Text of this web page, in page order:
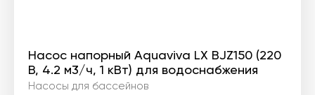
Насос напорный Aquaviva LX BJZ150 (220
В, 4.2 м3/ч, 1 кВт) для водоснабжения
Насосы для бассейнов